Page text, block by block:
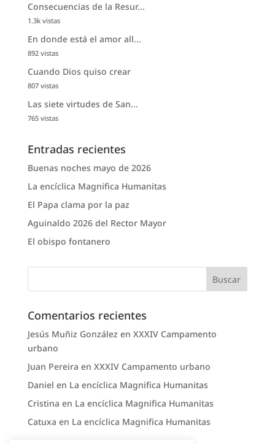
Consecuencias de la Resur...
1.3k vistas
En donde está el amor all...
892 vistas
Cuando Dios quiso crear
807 vistas
Las siete virtudes de San...
765 vistas
Entradas recientes
Buenas noches mayo de 2026
La encíclica Magnifica Humanitas
El Papa clama por la paz
Aguinaldo 2026 del Rector Mayor
El obispo fontanero
Comentarios recientes
Jesús Muñiz González en XXXIV Campamento
urbano
Juan Pereira en XXXIV Campamento urbano
Daniel en La encíclica Magnifica Humanitas
Cristina en La encíclica Magnifica Humanitas
Catuxa en La encíclica Magnifica Humanitas